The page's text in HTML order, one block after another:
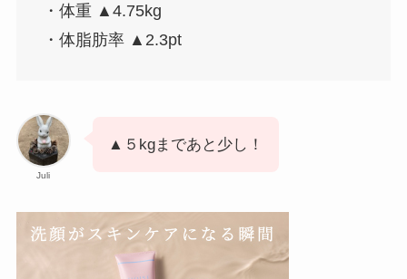
・体重 ▲4.75kg
・体脂肪率 ▲2.3pt
Juli
▲５kgまであと少し！